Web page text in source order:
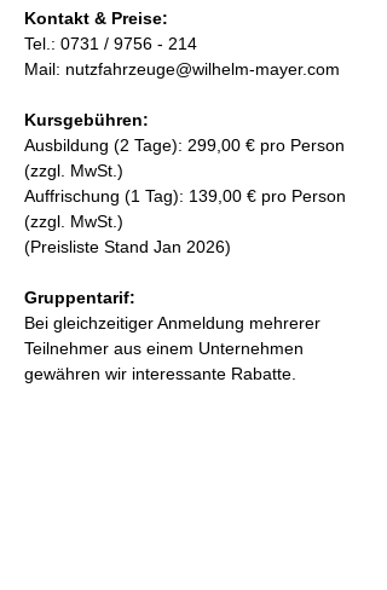
Kontakt & Preise:
Tel.: 0731 / 9756 - 214
Mail: nutzfahrzeuge@wilhelm-mayer.com
Kursgebühren:
Ausbildung (2 Tage): 299,00 € pro Person
(zzgl. MwSt.)
Auffrischung (1 Tag): 139,00 € pro Person
(zzgl. MwSt.)
(Preisliste Stand Jan 2026)
Gruppentarif:
Bei gleichzeitiger Anmeldung mehrerer
Teilnehmer aus einem Unternehmen
gewähren wir interessante Rabatte.